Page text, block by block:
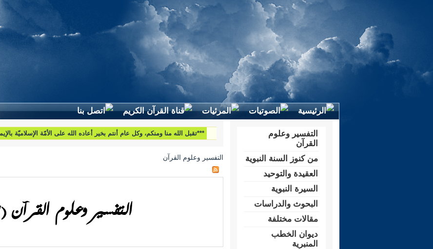
لطرح استفساراتكم وأسئلتكم واقتراحاتكم اتّصلوا بنا على البريد التّالي:
التفسير وعلوم القرآن
التفسير وعلوم القرآن (57)
التفسير وعلوم
القرآن
من كنوز السنة النبوية
العقيدة والتوحيد
السيرة النبوية
البحوث والدراسات
مقالات مختلفة
ديوان الخطب
المنبرية